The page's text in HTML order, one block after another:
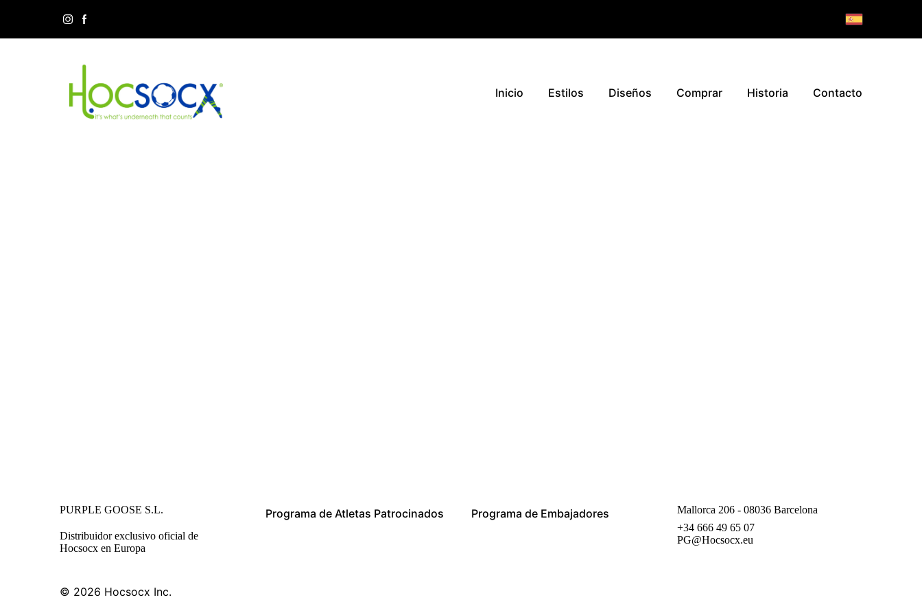
Inicio Estilos Diseños Comprar Historia Contacto
PURPLE GOOSE S.L.
Distribuidor exclusivo oficial de
Hocsocx en Europa
Mallorca 206 - 08036 Barcelona
+34 666 49 65 07
PG@Hocsocx.eu
Programa de Atletas Patrocinados Programa de Embajadores
© 2026 Hocsocx Inc.